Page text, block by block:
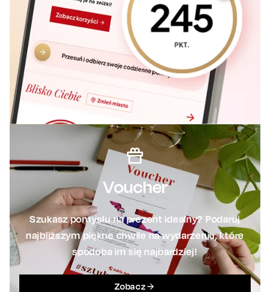
Voucher
Szukasz pomysłu na prezent idealny? Podaruj
najbliższym piękne chwile na wydarzeniu, które
spodoba im się najbardziej!
Zobacz